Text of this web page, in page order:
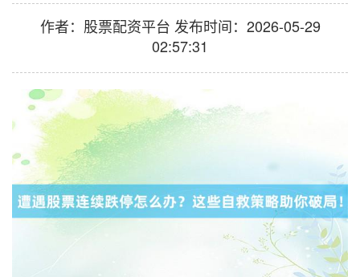
作者：股票配资平台 发布时间：2026-05-29
02:57:31